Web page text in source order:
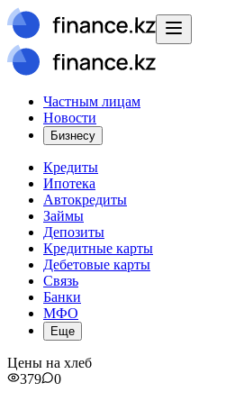
Частным лицам
Новости
Бизнесу
Кредиты
Ипотека
Автокредиты
Займы
Депозиты
Кредитные карты
Дебетовые карты
Связь
Банки
МФО
Еще
Цены на хлеб
379
0